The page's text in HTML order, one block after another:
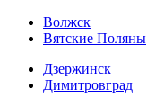
Волжск
Вятские Поляны
Дзержинск
Димитровград